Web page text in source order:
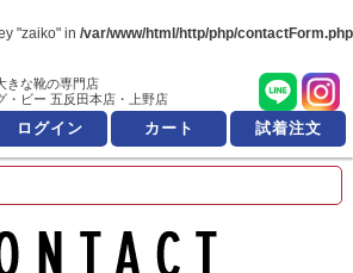
"zaiko" in /var/www/html/http/php/contactForm.php
の大きな靴の
きな靴の専門店
・ビー 五反田本店・上野店
ログイン カート 試着注文